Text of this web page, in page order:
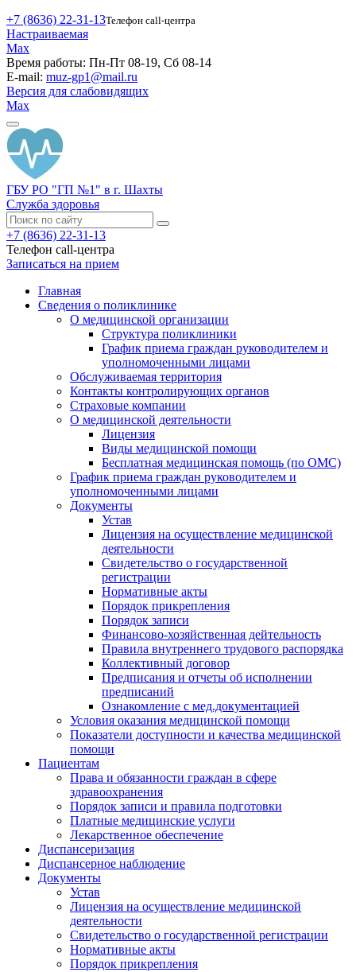
+7 (8636) 22-31-13Телефон call-центра
Настраиваемая
Max
Время работы: Пн-Пт 08-19, Сб 08-14
E-mail: muz-gp1@mail.ru
Версия для слабовидящих
Max
ГБУ РО "ГП №1" в г. Шахты
Служба здоровья
+7 (8636) 22-31-13
Телефон call-центра
Записаться на прием
Главная
Сведения о поликлинике
О медицинской организации
Структура поликлиники
График приема граждан руководителем и
уполномоченными лицами
Обслуживаемая территория
Контакты контролирующих органов
Страховые компании
О медицинской деятельности
Лицензия
Виды медицинской помощи
Бесплатная медицинская помощь (по ОМС)
График приема граждан руководителем и
уполномоченными лицами
Документы
Устав
Лицензия на осуществление медицинской
деятельности
Свидетельство о государственной
регистрации
Нормативные акты
Порядок прикрепления
Порядок записи
Финансово-хозяйственная дейтельность
Правила внутреннего трудового распорядка
Коллективный договор
Предписания и отчеты об исполнении
предписаний
Ознакомление с мед.документацией
Условия оказания медицинской помощи
Показатели доступности и качества медицинской
помощи
Пациентам
Права и обязанности граждан в сфере
здравоохранения
Порядок записи и правила подготовки
Платные медицинские услуги
Лекарственное обеспечение
Диспансеризация
Диспансерное наблюдение
Документы
Устав
Лицензия на осуществление медицинской
деятельности
Свидетельство о государственной регистрации
Нормативные акты
Порядок прикрепления